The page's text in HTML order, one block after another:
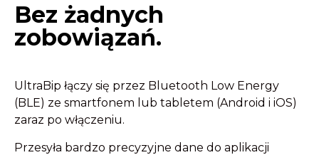
Bez żadnych
zobowiązań.
UltraBip łączy się przez Bluetooth Low Energy
(BLE) ze smartfonem lub tabletem (Android i iOS)
zaraz po włączeniu.
Przesyła bardzo precyzyjne dane do aplikacji